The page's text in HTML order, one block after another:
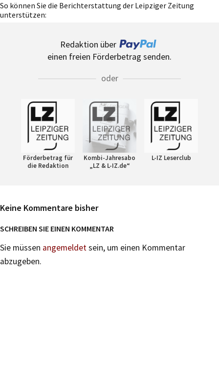
So können Sie die Berichterstattung der Leipziger Zeitung
unterstützen:
Redaktion über
einen freien Förderbetrag senden.
oder
Förderbetrag für
die Redaktion
Kombi-Jahresabo
„LZ & L-IZ.de“
L-IZ Leserclub
Keine Kommentare bisher
SCHREIBEN SIE EINEN KOMMENTAR
Sie müssen angemeldetsein, um einen Kommentar
abzugeben.